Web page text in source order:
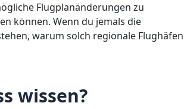
Flugplanänderungen zu
können. Wenn du jemals die
warum solch regionale Flughäfen
wissen?